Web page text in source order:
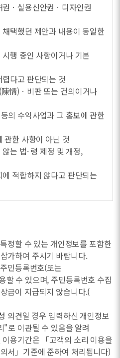
ㆍ실용신안권ㆍ디자인권
택했던 제안과 내용이 동일한
행 중인 사항이거나 기본
다고 판단되는 것
情)ㆍ비판 또는 건의이거나
의 수익사업과 그 홍보에 관한
관한 사항이 아닌 것
는 법· 령 제정 및 개정,
적합하지 않다고 판단되는
정할 수 있는 개인정보를 포함한
가하여 주시기 바랍니다.
민등록번호(또는
할 수 있으며, 주민등록번호 수집
금이 지급되지 않습니다.(
의견일 경우 입력하신 개인정보
로 이관될 수 있음을 알려
용기간은 「고객의 소리 이용을
서」기준에 준하여 처리됩니다)